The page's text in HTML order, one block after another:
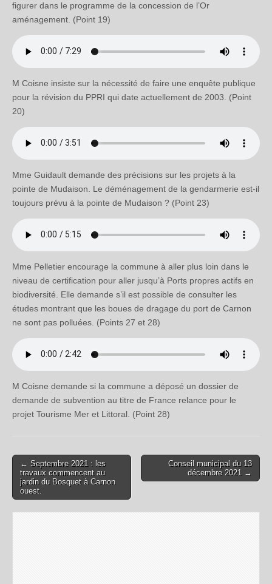
figurer dans le programme de la concession de l’Or
aménagement. (Point 19)
M Coisne insiste sur la nécessité de faire une enquête publique
pour la révision du PPRI qui date actuellement de 2003. (Point
20)
Mme Guidault demande des précisions sur les projets à la
pointe de Mudaison. Le déménagement de la gendarmerie est-il
toujours prévu à la pointe de Mudaison ? (Point 23)
Mme Pelletier encourage la commune à aller plus loin dans le
niveau de certification pour aller jusqu’à Ports propres actifs en
biodiversité. Elle demande s’il est possible de consulter les
études montrant que les boues de dragage du port de Carnon
ne sont pas polluées. (Points 27 et 28)
M Coisne demande si la commune a déposé un dossier de
demande de subvention au titre de France relance pour le
projet Tourisme Mer et Littoral. (Point 28)
Post navigation
← Septembre 2021 : les
travaux commencent au
jardin du Bosquet à Carnon
ouest.
Conseil municipal du 13
décembre 2021 →